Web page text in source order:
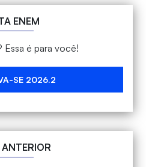
ENEM
é para você!
SE 2026.2